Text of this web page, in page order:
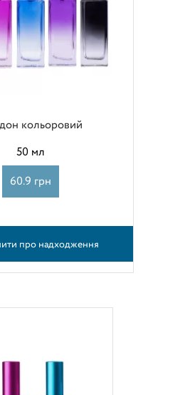
кольоровий
50 мл
60.9 грн
про надходження